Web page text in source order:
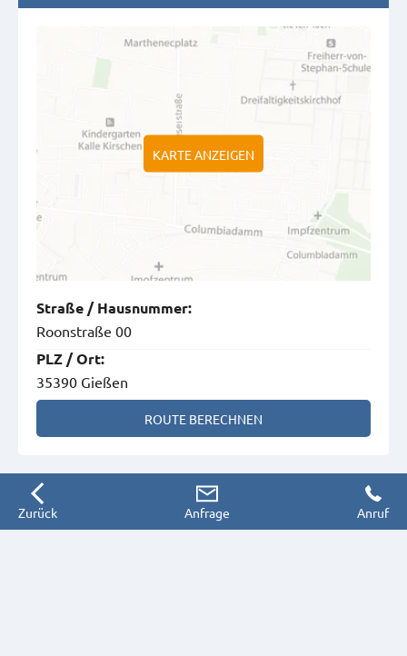
KARTE ANZEIGEN
Straße / Hausnummer:
Roonstraße 00
PLZ /Ort:
35390 Gießen
ROUTE BERECHNEN
Zurück Anfrage Anruf